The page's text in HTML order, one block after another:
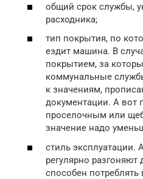
общий срок службы,
расходника;
тип покрытия, по
ездит машина. В
покрытием, за
коммунальные
к значениям,
документации. А вот
проселочным или
значение надо
стиль эксплуатации.
регулярно разгоняют
способен